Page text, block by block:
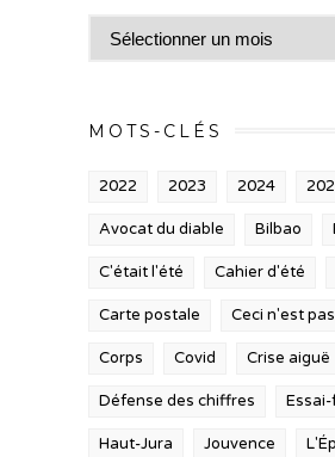
Archives
MOTS-CLÉS
2022 2023 2024
Avocat du diable Bilbao
C'était l'été Cahier d'été
Carte postale Ceci n'est
Corps Covid Crise aiguë
Défense des chiffres
Haut-Jura Jouvence